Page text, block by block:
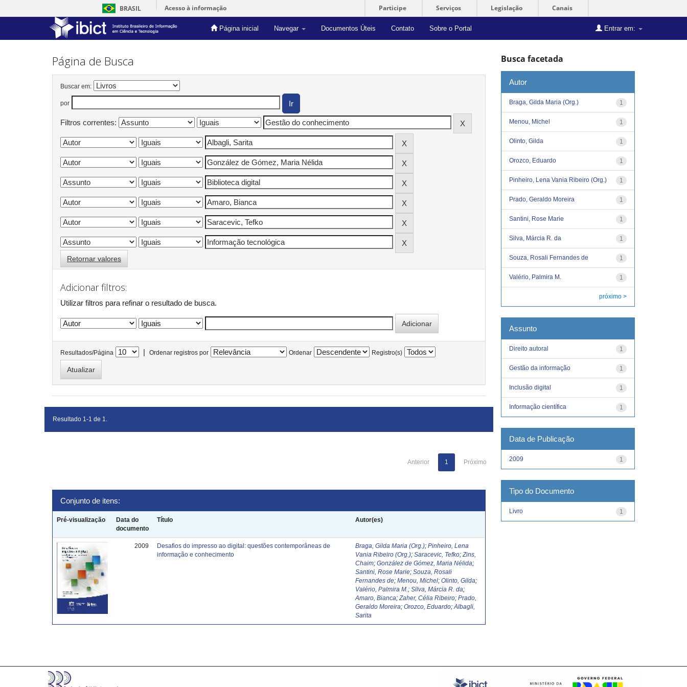
BRASIL Acesso à informação Participe Serviços Legislação Canais
Página inicial Navegar Documentos Úteis Contato Sobre o Portal Entrar em:
Skip
Página de Busca
Buscar em:
por
Filtros correntes:
Retornar valores
Adicionar filtros:
Utilizar filtros para refinar o resultado de busca.
Resultados/Página | Ordenar registros por Ordenar Registro(s)
Resultado 1-1 de 1.
Anterior 1 Próximo
Conjunto de itens:
Pré-visualização
Data do
documento
Título Autor(es)
2009
Desafios do impresso ao digital: questões contemporâneas de
informação e conhecimento
Braga, Gilda Maria (Org.);Pinheiro, Lena
Vania Ribeiro (Org.);Saracevic, Tefko;Zins,
Chaim;González de Gómez, Maria Nélida;
Santini, Rose Marie;Souza, Rosali
Fernandes de;Menou, Michel;Olinto, Gilda;
Valério, Palmira M. ;Silva, Márcia R. da;
Amaro, Bianca;Zaher, Célia Ribeiro;Prado,
Geraldo Moreira;Orozco, Eduardo;Albagli,
Sarita
Busca facetada
Autor
1
Braga, Gilda Maria (Org.)
1
Menou, Michel
1
Olinto, Gilda
1
Orozco, Eduardo
1
Pinheiro, Lena Vania Ribeiro (Org.)
1
Prado, Geraldo Moreira
1
Santini, Rose Marie
1
Silva, Márcia R. da
1
Souza, Rosali Fernandes de
1
Valério, Palmira M.
próximo >
Assunto
1
Direito autoral
1
Gestão da informação
1
Inclusão digital
1
Informação científica
Data de Publicação
1
2009
Tipo do Documento
1
Livro